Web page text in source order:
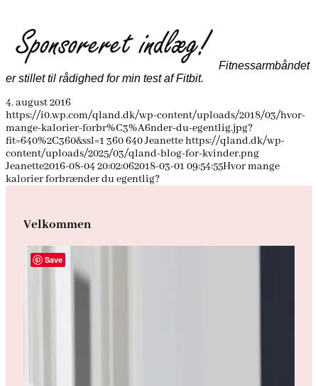
Fitnessarmbåndet
er stillet til rådighed for min test af Fitbit.
4. august 2016
https://i0.wp.com/qland.dk/wp-content/uploads/2018/03/hvor-
mange-kalorier-forbr%C3%A6nder-du-egentlig.jpg?
fit=640%2C360&ssl=1 360640Jeanettehttps://qland.dk/wp-
content/uploads/2025/03/qland-blog-for-kvinder.png
Jeanette2016-08-04 20:02:062018-03-01 09:54:55Hvor mange
kalorier forbrænder du egentlig?
Velkommen
Save